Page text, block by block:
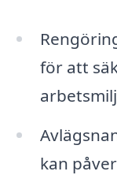
för att
kan